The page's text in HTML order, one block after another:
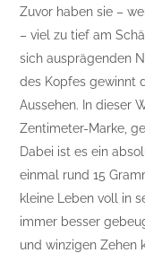
Zuvor haben sie –
– viel zu tief am
sich ausprägenden
des Kopfes gewinnt
Aussehen. In dieser
Zentimeter-Marke,
Dabei ist es ein
einmal rund 15
kleine Leben voll in
immer besser
und winzigen Zehen